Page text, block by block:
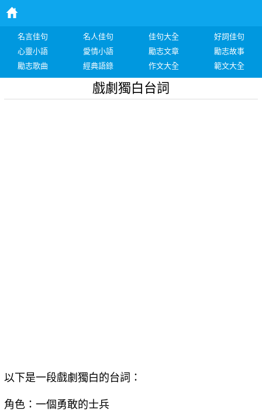
名言佳句 名人佳句 佳句大全
好詞佳句
心靈小語
愛情小語 勵志文章
勵志故事
勵志歌曲
經典語錄 作文大全 範文大全
戲劇獨白台詞
以下是一段戲劇獨白的台詞：
角色：一個勇敢的士兵